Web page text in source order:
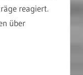
reagiert.
über